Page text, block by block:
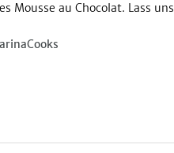
Mousse au Chocolat. Lass